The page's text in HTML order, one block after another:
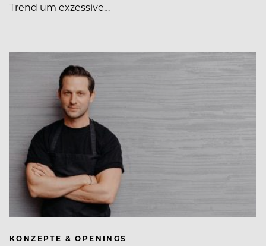
Trend um exzessive…
KONZEPTE & OPENINGS